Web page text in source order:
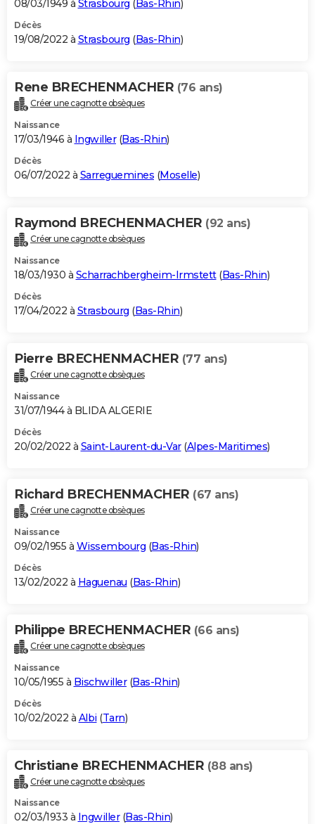
08/03/1949 à Strasbourg ( Bas-Rhin)
Décès
19/08/2022 à Strasbourg (Bas-Rhin)
Rene BRECHENMACHER (76 ans)
Créer une cagnotte obsèques
Naissance
17/03/1946 à Ingwiller(Bas-Rhin)
Décès
06/07/2022 à Sarreguemines (Moselle)
Raymond BRECHENMACHER (92 ans)
Créer une cagnotte obsèques
Naissance
18/03/1930 à Scharrachbergheim-Irmstett(Bas-Rhin)
Décès
17/04/2022 à Strasbourg (Bas-Rhin)
Pierre BRECHENMACHER (77 ans)
Créer une cagnotte obsèques
Naissance
31/07/1944 à BLIDA ALGERIE
Décès
20/02/2022 à Saint-Laurent-du-Var(Alpes-Maritimes)
Richard BRECHENMACHER (67 ans)
Créer une cagnotte obsèques
Naissance
09/02/1955 à Wissembourg (Bas-Rhin)
Décès
13/02/2022 à Haguenau (Bas-Rhin)
Philippe BRECHENMACHER (66 ans)
Créer une cagnotte obsèques
Naissance
10/05/1955 à Bischwiller(Bas-Rhin)
Décès
10/02/2022 à Albi (Tarn)
Christiane BRECHENMACHER (88 ans)
Créer une cagnotte obsèques
Naissance
02/03/1933 à Ingwiller(Bas-Rhin)